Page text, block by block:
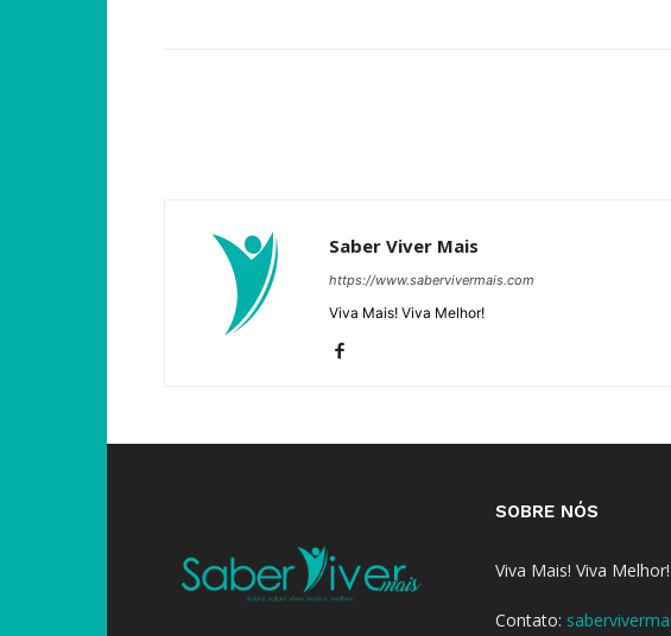
Saber Viver Mais
https://www.sabervivermais.com
Viva Mais! Viva Melhor!
SOBRE NÓS
Viva Mais! Viva Melhor!
Contato: